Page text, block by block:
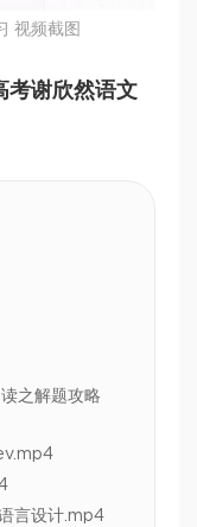
视频截图
谢欣然语文
之解题攻略
言设计.mp4